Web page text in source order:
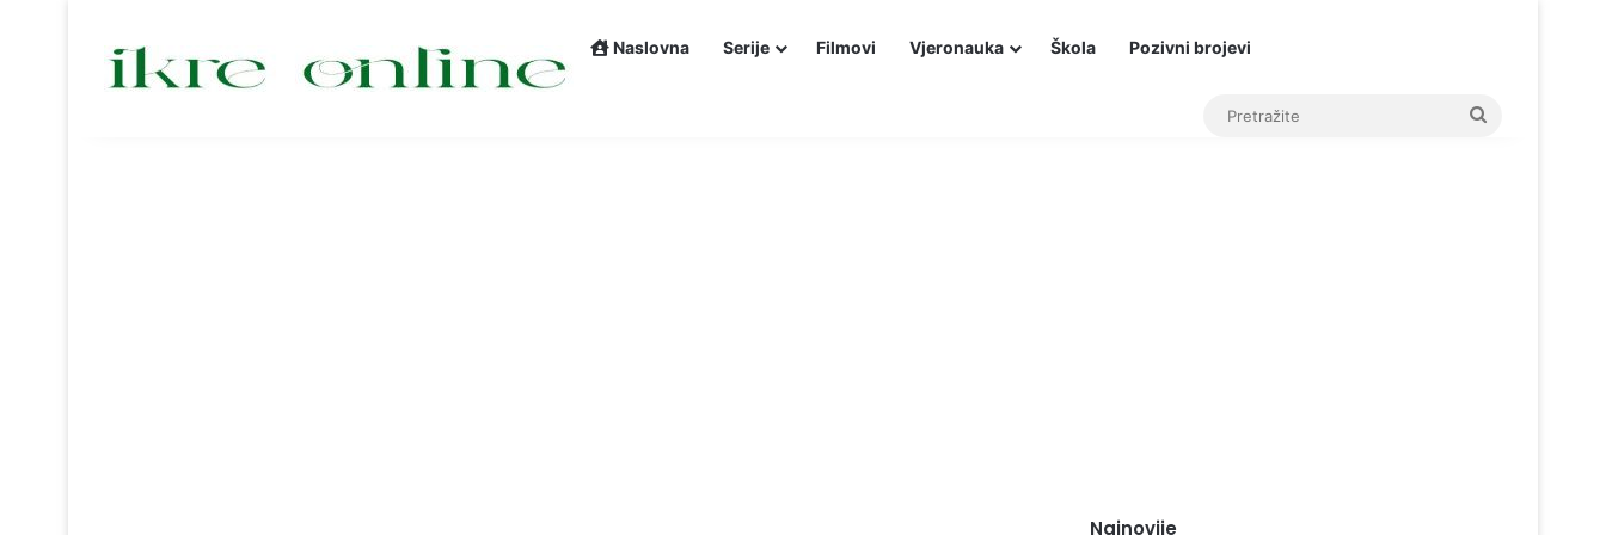
Naslovna Serije Filmovi Vjeronauka Škola Pozivni brojevi
Najnovije